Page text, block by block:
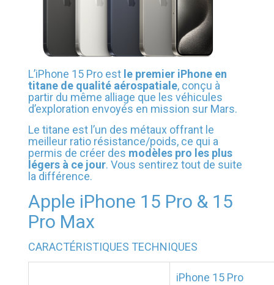
L’iPhone 15 Pro est le premier iPhone en
titane de qualité aérospatiale, conçu à
partir du même alliage que les véhicules
d’exploration envoyés en mission sur Mars.
Le titane est l’un des métaux offrant le
meilleur ratio résistance/poids, ce qui a
permis de créer des modèles pro les plus
légers à ce jour. Vous sentirez tout de suite
la différence.
Apple iPhone 15 Pro & 15
Pro Max
CARACTÉRISTIQUES TECHNIQUES
iPhone 15 Pro